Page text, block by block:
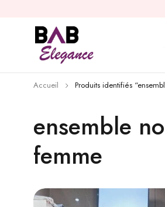
ensemble
femme
Accueil Produits identifiés